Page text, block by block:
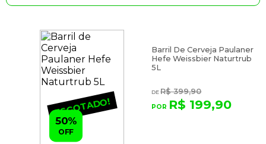
ESGOTADO!
Barril De Cerveja Paulaner
Hefe Weissbier Naturtrub
5L
R$ 399,90
R$ 199,90
50%
OFF